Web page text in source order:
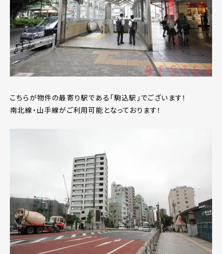
こちらが物件の最寄り駅である「駒込駅」でございます！
南北線・山手線がご利用可能となっております！